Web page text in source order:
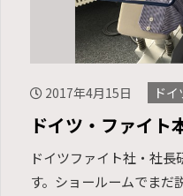
2017年4月15日 ド
ドイツ・ファイト
ドイツファイト社・社
す。ショールームでまだ